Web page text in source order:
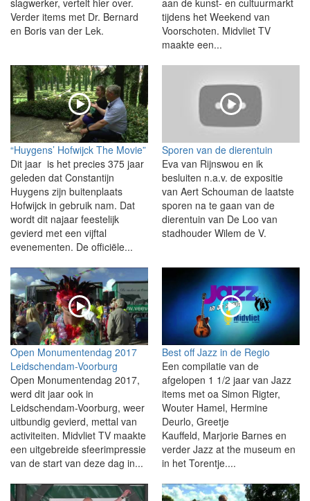
Verder items met Dr. Bernard
en Boris van der Lek.
tijdens het Weekend van
Voorschoten. Midvliet TV
maakte een...
“Huygens’ Hofwijck The Movie”
Dit jaar is het precies 375 jaar
geleden dat Constantijn
Huygens zijn buitenplaats
Hofwijck in gebruik nam. Dat
wordt dit najaar feestelijk
gevierd met een vijftal
evenementen. De officiële...
Sporen van de dierentuin
Eva van Rijnswou en ik
besluiten n.a.v. de expositie
van Aert Schouman de laatste
sporen na te gaan van de
dierentuin van De Loo van
stadhouder Wilem de V.
Open Monumentendag 2017
Leidschendam-Voorburg
Open Monumentendag 2017,
werd dit jaar ook in
Leidschendam-Voorburg, weer
uitbundig gevierd, mettal van
activiteiten. Midvliet TV maakte
een uitgebreide sfeerimpressie
van de start van deze dag in...
Best off Jazz in de Regio
Een compilatie van de
afgelopen 1 1/2 jaar van Jazz
items met oa Simon Rigter,
Wouter Hamel, Hermine
Deurlo, Greetje
Kauffeld, Marjorie Barnes en
verder Jazz at the museum en
in het Torentje....